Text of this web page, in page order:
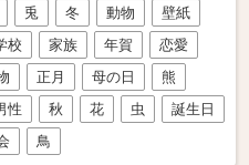
兎 冬 動物
壁紙
校 家族 年賀
恋愛
正月 母の日
熊
性 秋 花 虫
誕生日
鳥